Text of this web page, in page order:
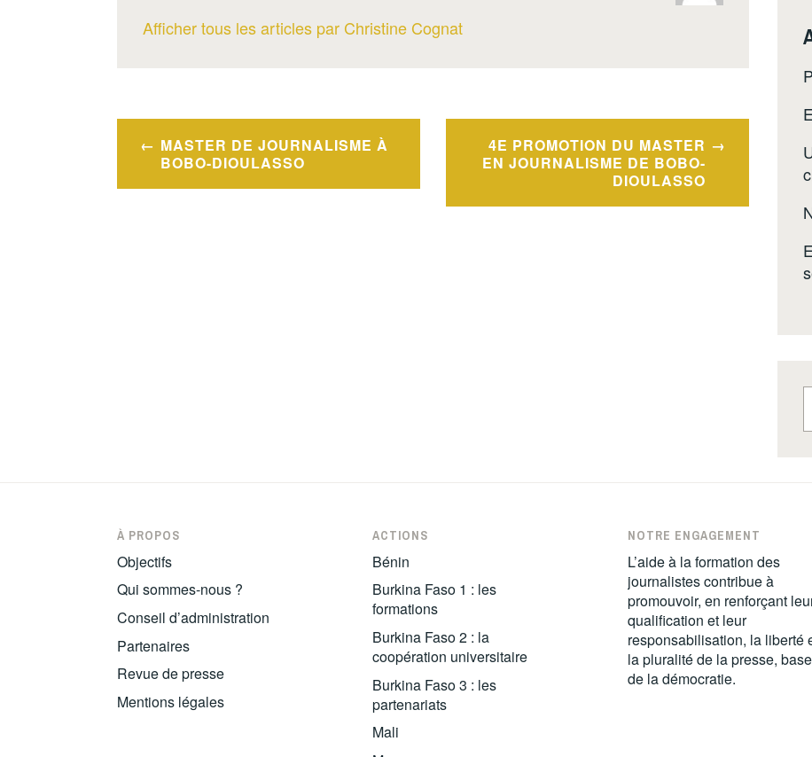
Afficher tous les articles par Christine Cognat
Navigation
l’article
MASTER DE JOURNALISME À
BOBO-DIOULASSO
4E PROMOTION DU MASTER
EN JOURNALISME DE BOBO-
DIOULASSO
À PROPOS
Objectifs
Qui sommes-nous ?
Conseil d’administration
Partenaires
Revue de presse
Mentions légales
ACTIONS
Bénin
Burkina Faso 1 : les
formations
Burkina Faso 2 : la
coopération universitaire
Burkina Faso 3 : les
partenariats
Mali
NOTRE ENGAGEMENT
L’aide à la formation des
journalistes contribue à
promouvoir, en renforçant
qualification et leur
responsabilisation, la liberté
la pluralité de la presse,
de la démocratie.